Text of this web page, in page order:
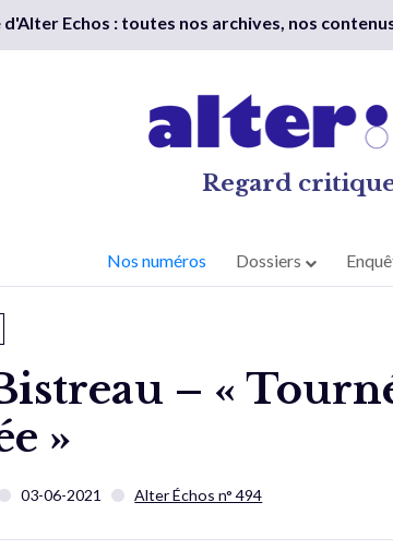
Echos : toutes nos archives, nos
Regard critique
Nos numéros Dossiers
– «
»
03-06-2021 Alter Échos n° 494